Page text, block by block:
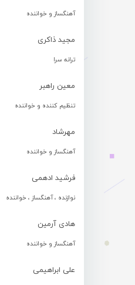
آهنگساز و خواننده
مجید ذاکری
ترانه سرا
معین راهبر
تنظیم کننده و خواننده
مهرشاد
آهنگساز و خواننده
فرشید ادهمی
نوازنده ، آهنگساز ، خواننده
هادی آرمین
آهنگساز و خواننده
علی ابراهیمی